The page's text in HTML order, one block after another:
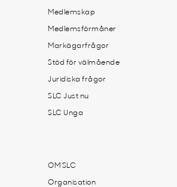
Medlemskap
Medlemsförmåner
Markägarfrågor
Stöd för välmående
Juridiska frågor
SLC Just nu
SLC Unga
OM SLC
Organisation